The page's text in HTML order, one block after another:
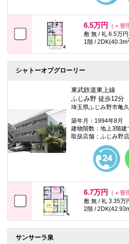
6.5万円
（＋管
敷 無 / 礼 6.5万円
1階 / 2DK(40.3m
シャトーオブグローリー
東武鉄道東上線
ふじみ野 徒歩12分
埼玉県ふじみ野市亀
築年月：1994年8月
建物階数：地上3階建
取扱店舗：ふじみ野店
6.7万円
（＋管
敷 無 / 礼 3.35万
2階 /
サンサーラ泉